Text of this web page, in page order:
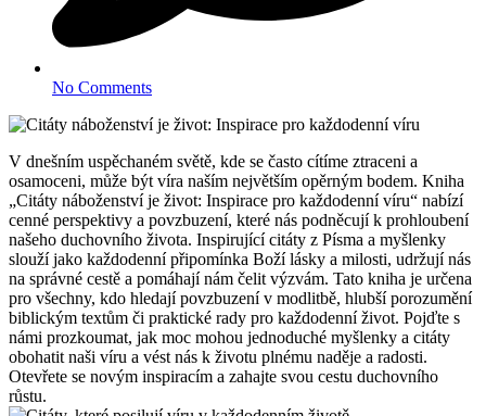
No Comments
V dnešním uspěchaném světě, kde se často cítíme ztraceni a
osamoceni, může být víra naším největším opěrným bodem. Kniha
„Citáty náboženství je život: Inspirace pro každodenní víru“ nabízí
cenné perspektivy a povzbuzení, které nás podněcují k prohloubení
našeho duchovního života. Inspirující citáty z Písma a myšlenky
slouží jako každodenní připomínka Boží lásky a milosti, udržují nás
na správné cestě a pomáhají nám čelit výzvám. Tato kniha je určena
pro všechny, kdo hledají povzbuzení v modlitbě, hlubší porozumění
biblickým textům či praktické rady pro každodenní život. Pojďte s
námi prozkoumat, jak moc mohou jednoduché myšlenky a citáty
obohatit naši víru a vést nás k životu plnému naděje a radosti.
Otevřete se novým inspiracím a zahajte svou cestu duchovního
růstu.